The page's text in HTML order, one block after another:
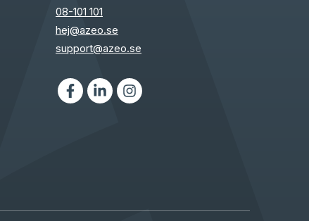
08-101 101
hej@azeo.se
support@azeo.se
Facebook
LinkedInInstagram